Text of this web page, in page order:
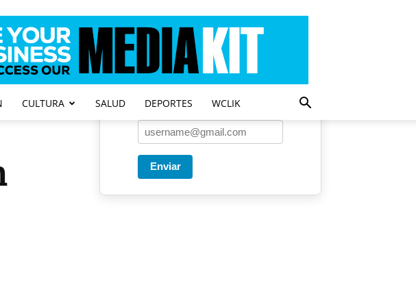
CULTURA SALUD DEPORTES WCLIK
Una vez a la semana enviamos
Enviar
Entregado por SendPulse